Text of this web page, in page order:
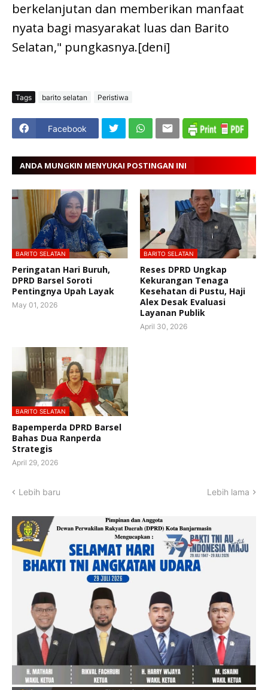
berkelanjutan dan memberikan manfaat
nyata bagi masyarakat luas dan Barito
Selatan," pungkasnya.[deni]
Tags barito selatan Peristiwa
Facebook
ANDA MUNGKIN MENYUKAI POSTINGAN INI
BARITO SELATAN
Peringatan Hari Buruh,
DPRD Barsel Soroti
Pentingnya Upah Layak
May 01, 2026
BARITO SELATAN
Reses DPRD Ungkap
Kekurangan Tenaga
Kesehatan di Pustu, Haji
Alex Desak Evaluasi
Layanan Publik
April 30, 2026
BARITO SELATAN
Bapemperda DPRD Barsel
Bahas Dua Ranperda
Strategis
April 29, 2026
Lebih baru Lebih lama